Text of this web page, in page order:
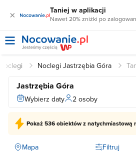
× Taniej w aplikacji
Nawet 20% zniżki po
Noclegi Jastrzębia Góra
Jastrzębia Góra
Wybierz daty 2 osoby
Pokaż536 obiektówz natychmiastową
Mapa Filtruj